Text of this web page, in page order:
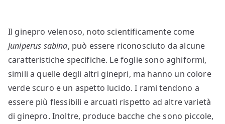
Il ginepro velenoso, noto scientificamente come
Juniperus sabina, può essere riconosciuto da alcune
caratteristiche specifiche. Le foglie sono aghiformi,
simili a quelle degli altri ginepri, ma hanno un colore
verde scuro e un aspetto lucido. I rami tendono a
essere più flessibili e arcuati rispetto ad altre varietà
di ginepro. Inoltre, produce bacche che sono piccole,